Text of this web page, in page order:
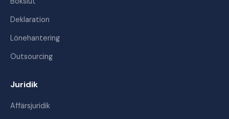
Deklaration
Lönehantering
Outsourcing
Juridik
Affärsjuridik